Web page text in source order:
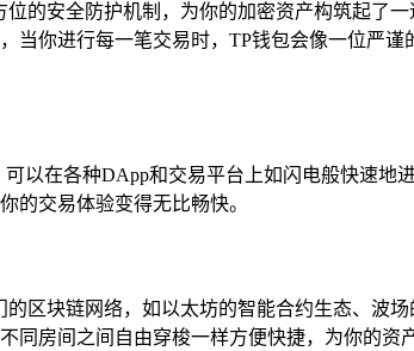
的安全防护机制，为你的加密资产构筑起了
当你进行每一笔交易时，TP钱包会像一位严
以在各种DApp和交易平台上如闪电般快速
的交易体验变得无比畅快。
区块链网络，如以太坊的智能合约生态、波
房间之间自由穿梭一样方便快捷，为你的资